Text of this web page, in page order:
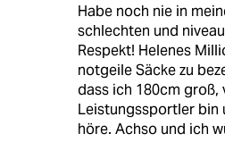
Habe noch nie in
schlechten und
Respekt! Helenes
notgeile Säcke zu
dass ich 180cm groß,
Leistungssportler bin
höre. Achso und ich